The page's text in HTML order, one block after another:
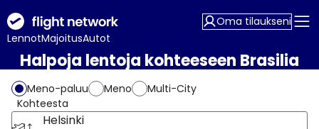
LennotMajoitusAutot
Oma tilaukseni
Halpoja lentoja kohteeseen Brasilia
Meno-paluu Meno
Multi-City
Kohteesta
Helsinki